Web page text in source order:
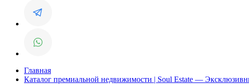
Главная
Каталог премиальной недвижимости | Soul Estate —